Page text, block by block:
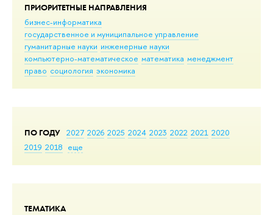
ПРИОРИТЕТНЫЕ НАПРАВЛЕНИЯ
бизнес-информатика
государственное и муниципальное управление
гуманитарные науки инженерные науки
компьютерно-математическое математика менеджмент
право социология экономика
ПО ГОДУ 2027 2026 2025 2024 2023 2022 2021 2020
2019 2018 еще
ТЕМАТИКА